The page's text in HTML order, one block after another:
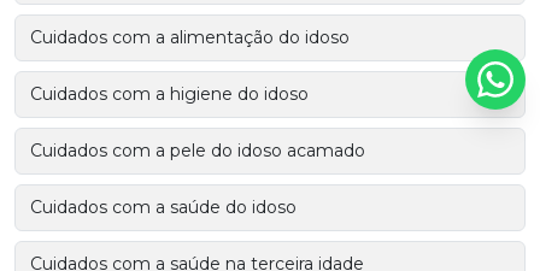
Cuidados com a alimentação do idoso
Cuidados com a higiene do idoso
Cuidados com a pele do idoso acamado
Cuidados com a saúde do idoso
Cuidados com a saúde na terceira idade